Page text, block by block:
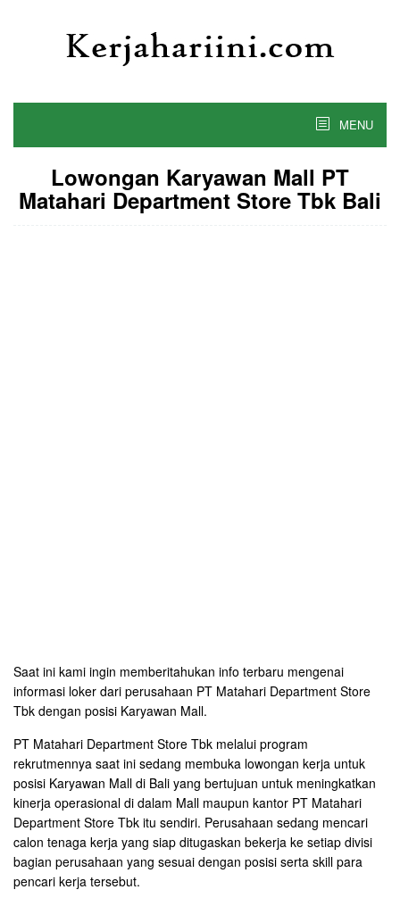
MENU
Lowongan Karyawan Mall PT
Matahari Department Store Tbk Bali
Saat ini kami ingin memberitahukan info terbaru mengenai
informasi loker dari perusahaan PT Matahari Department Store
Tbk dengan posisi Karyawan Mall.
PT Matahari Department Store Tbk melalui program
rekrutmennya saat ini sedang membuka lowongan kerja untuk
posisi Karyawan Mall di Bali yang bertujuan untuk meningkatkan
kinerja operasional di dalam Mall maupun kantor PT Matahari
Department Store Tbk itu sendiri. Perusahaan sedang mencari
calon tenaga kerja yang siap ditugaskan bekerja ke setiap divisi
bagian perusahaan yang sesuai dengan posisi serta skill para
pencari kerja tersebut.